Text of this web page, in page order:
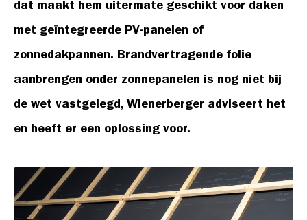
dat maakt hem uitermate geschikt voor daken
met geïntegreerde PV-panelen of
zonnedakpannen. Brandvertragende folie
aanbrengen onder zonnepanelen is nog niet bij
de wet vastgelegd, Wienerberger adviseert het
en heeft er een oplossing voor.